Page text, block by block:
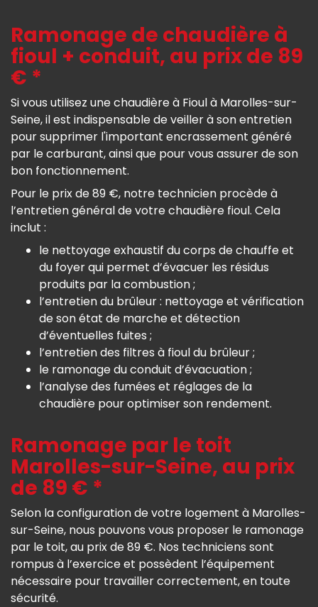
Ramonage de chaudière à
fioul + conduit, au prix de 89
€ *
Si vous utilisez une chaudière à Fioul à Marolles-sur-
Seine, il est indispensable de veiller à son entretien
pour supprimer l'important encrassement généré
par le carburant, ainsi que pour vous assurer de son
bon fonctionnement.
Pour le prix de 89 €, notre technicien procède à
l’entretien général de votre chaudière fioul. Cela
inclut :
le nettoyage exhaustif du corps de chauffe et
du foyer qui permet d’évacuer les résidus
produits par la combustion ;
l’entretien du brûleur : nettoyage et vérification
de son état de marche et détection
d’éventuelles fuites ;
l’entretien des filtres à fioul du brûleur ;
le ramonage du conduit d’évacuation ;
l’analyse des fumées et réglages de la
chaudière pour optimiser son rendement.
Ramonage par le toit
Marolles-sur-Seine, au prix
de 89 € *
Selon la configuration de votre logement à Marolles-
sur-Seine, nous pouvons vous proposer le ramonage
par le toit, au prix de 89 €. Nos techniciens sont
rompus à l’exercice et possèdent l’équipement
nécessaire pour travailler correctement, en toute
sécurité.